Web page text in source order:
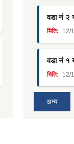
वडा नं २
मिति: 12/
वडा नं १
मिति: 12/
अन्य